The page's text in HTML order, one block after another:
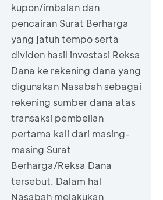
kupon/imbalan dan
pencairan Surat Berharga
yang jatuh tempo serta
dividen hasil investasi Reksa
Dana ke rekening dana yang
digunakan Nasabah sebagai
rekening sumber dana atas
transaksi pembelian
pertama kali dari masing-
masing Surat
Berharga/Reksa Dana
tersebut. Dalam hal
Nasabah melakukan